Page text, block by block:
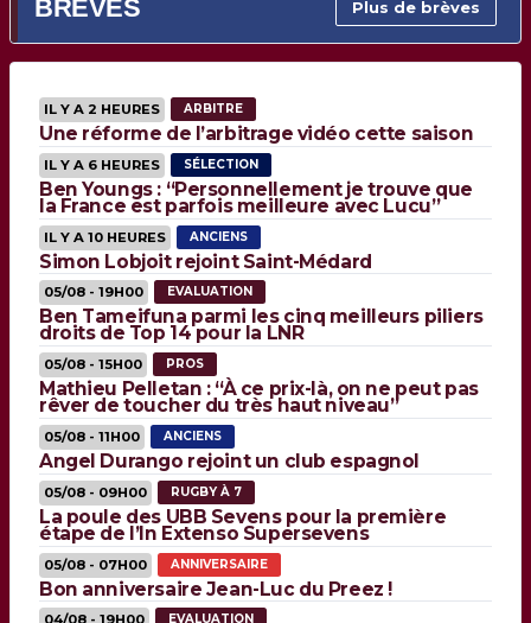
BRÈVES Plus de brèves
IL Y A 2 HEURES ARBITRE
Une réforme de l’arbitrage vidéo cette saison
IL Y A 6 HEURES SÉLECTION
Ben Youngs : “Personnellement je trouve que
la France est parfois meilleure avec Lucu”
IL Y A 10 HEURES ANCIENS
Simon Lobjoit rejoint Saint-Médard
05/08 - 19H00 EVALUATION
Ben Tameifuna parmi les cinq meilleurs piliers
droits de Top 14 pour la LNR
05/08 - 15H00 PROS
Mathieu Pelletan : “À ce prix-là, on ne peut pas
rêver de toucher du très haut niveau”
05/08 - 11H00 ANCIENS
Angel Durango rejoint un club espagnol
05/08 - 09H00 RUGBY À 7
La poule des UBB Sevens pour la première
étape de l’In Extenso Supersevens
05/08 - 07H00 ANNIVERSAIRE
Bon anniversaire Jean-Luc du Preez !
EVALUATION